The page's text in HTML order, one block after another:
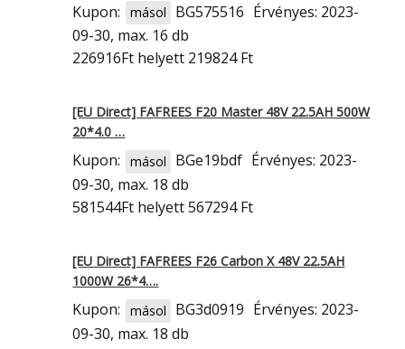
Kupon: másol BG575516 Érvényes: 2023-
09-30, max. 16 db
226916Ft helyett 219824 Ft
[EU Direct] FAFREES F20 Master 48V 22.5AH 500W
20*4.0 …
Kupon: másol BGe19bdf Érvényes: 2023-
09-30, max. 18 db
581544Ft helyett 567294 Ft
[EU Direct] FAFREES F26 Carbon X 48V 22.5AH
1000W 26*4….
Kupon: másol BG3d0919 Érvényes: 2023-
09-30, max. 18 db